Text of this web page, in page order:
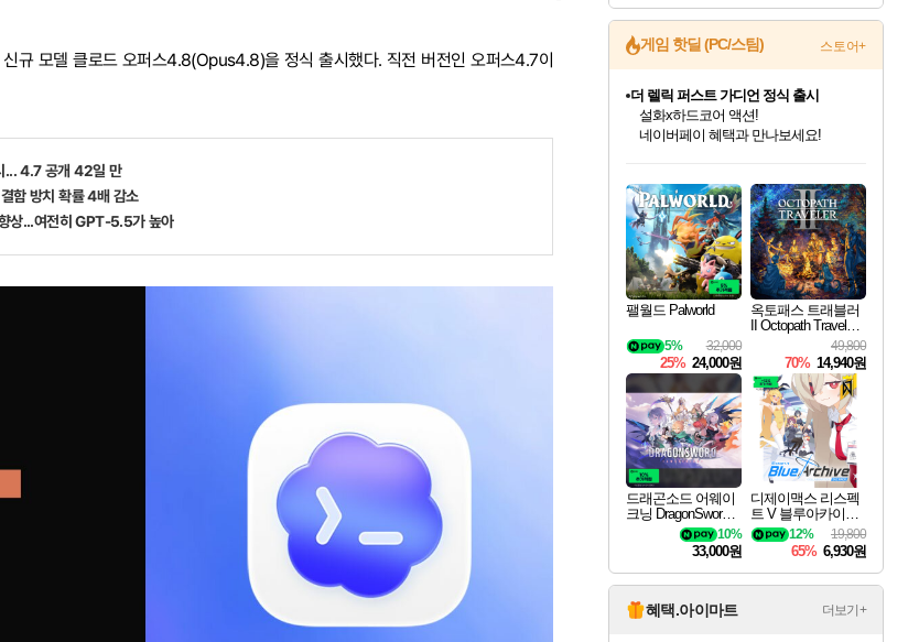
규 모델 클로드 오퍼스4.8(Opus4.8)을 정식 출시했다. 직전 버전인 오퍼스4.7이
... 4.7 공개 42일 만
함 방치 확률 4배 감소
상...여전히 GPT-5.5가 높아
게임 핫딜 (PC/스팀) 스토어+
최대 90% 할인가를 만나보세요!
네이버혜택과 함께 만나보세요!
50%할인&추가 적립까지!
네이버 포인트 혜택까지!
이니&베니 혜택까지!
네이버 혜택가와 함께 예약하세요!
할인&네이버혜택으로 만나보세요!
더 렐릭 퍼스트 가디언 정식 출시
설화x하드코어 액션!
네이버페이 혜택과 만나보세요!
40주년 프로모션으로 만나보세요!
할인가에 만나보세요!
일부 에디션 상시 할인!
혜택으로 예약 판매 중
편안하게 충전하세요
팰월드 Palworld
32,000
5%
25% 24,000원
옥토패스 트래블러
II Octopath Traveler I
49,800
70% 14,940원
드래곤소드 어웨이
크닝 DragonSword A
10%
33,000원
디제이맥스 리스펙
트 V 블루아카이브
팩 DJMAX RESPE
CT V Blue Archive P
ack DLC
19,800
12%
65% 6,930원
혜택.아이마트 더보기+